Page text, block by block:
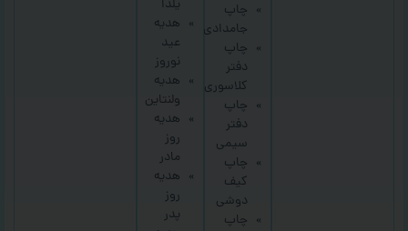
چاپ
جامدادی
چاپ
دفتر
کلاسوری
چاپ
دفتر
سیمی
چاپ
کیف
دوشی
چاپ
یلدا
هدیه
عید
نوروز
هدیه
ولنتاین
هدیه
روز
مادر
هدیه
روز
پدر